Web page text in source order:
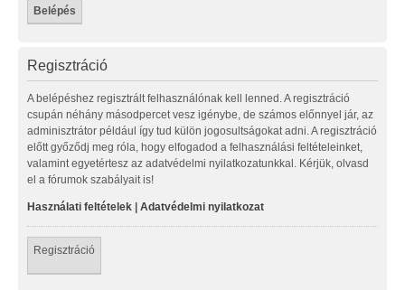
Regisztráció
A belépéshez regisztrált felhasználónak kell lenned. A regisztráció
csupán néhány másodpercet vesz igénybe, de számos előnnyel jár, az
adminisztrátor például így tud külön jogosultságokat adni. A regisztráció
előtt győződj meg róla, hogy elfogadod a felhasználási feltételeinket,
valamint egyetértesz az adatvédelmi nyilatkozatunkkal. Kérjük, olvasd
el a fórumok szabályait is!
Használati feltételek | Adatvédelmi nyilatkozat
Regisztráció